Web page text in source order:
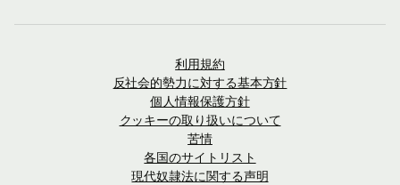
利用規約
反社会的勢力に対する基本方針
個人情報保護方針
クッキーの取り扱いについて
苦情
各国のサイトリスト
現代奴隷法に関する声明